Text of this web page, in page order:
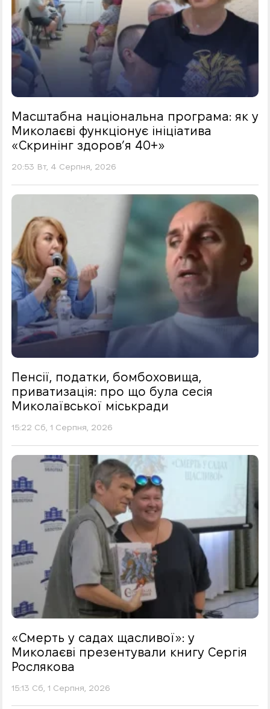
Масштабна національна програма: як у
Миколаєві функціонує ініціатива
«Скринінг здоровʼя 40+»
20:53 Вт, 4 Серпня, 2026
Пенсії, податки, бомбоховища,
приватизація: про що була сесія
Миколаївської міськради
15:22 Сб, 1 Серпня, 2026
«Смерть у садах щасливої»: у
Миколаєві презентували книгу Сергія
Рослякова
15:13 Сб, 1 Серпня, 2026